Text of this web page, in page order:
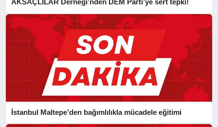
AKSAÇLILAR Derneği’nden DEM Parti’ye sert tepki!
İstanbul Maltepe’den bağımlılıkla mücadele eğitimi